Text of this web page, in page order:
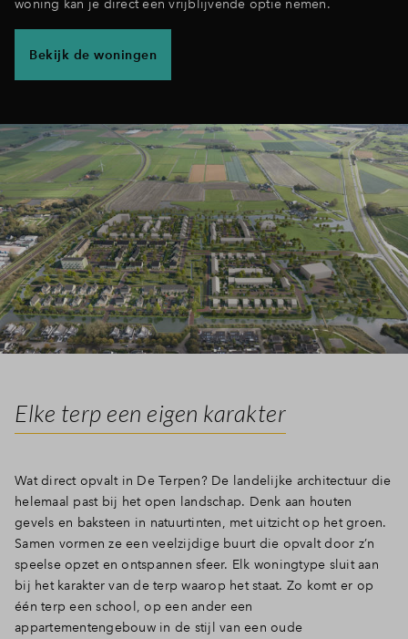
woning kan je direct een vrijblijvende optie nemen.
Bekijk de woningen
Elke terp een eigen karakter
Wat direct opvalt in De Terpen? De landelijke architectuur die
helemaal past bij het open landschap. Denk aan houten
gevels en baksteen in natuurtinten, met uitzicht op het groen.
Samen vormen ze een veelzijdige buurt die opvalt door z’n
speelse opzet en ontspannen sfeer. Elk woningtype sluit aan
bij het karakter van de terp waarop het staat. Zo komt er op
één terp een school, op een ander een
appartementengebouw in de stijl van een oude